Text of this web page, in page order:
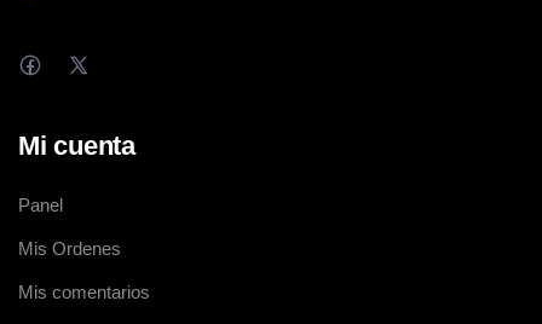
Mi cuenta
Panel
Mis Ordenes
Mis comentarios